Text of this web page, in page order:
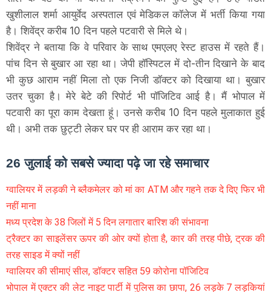
खुशीलाल शर्मा आयुर्वेद अस्पताल एवं मेडिकल कॉलेज में भर्ती किया गया
है। शिवेंद्र करीब 10 दिन पहले पटवारी से मिले थे।
शिवेंद्र ने बताया कि वे परिवार के साथ एमएलए रेस्ट हाउस में रहते हैं।
पांच दिन से बुखार आ रहा था। जेपी हॉस्पिटल में दो-तीन दिखाने के बाद
भी कुछ आराम नहीं मिला तो एक निजी डॉक्टर को दिखाया था। बुखार
उतर चुका है। मेरे बेटे की रिपोर्ट भी पॉजिटिव आई है। मैं भोपाल में
पटवारी का पूरा काम देखता हूं। उनसे करीब 10 दिन पहले मुलाकात हुई
थी। अभी तक छुट्टी लेकर घर पर ही आराम कर रहा था।
26 जुलाई को सबसे ज्यादा पढ़े जा रहे समाचार
ग्वालियर में लड़की ने ब्लैकमेलर को मां का ATM और गहने तक दे दिए फिर भी
नहीं माना
मध्य प्रदेश के 38 जिलों में 5 दिन लगातार बारिश की संभावना
ट्रैक्टर का साइलेंसर ऊपर की ओर क्यों होता है, कार की तरह पीछे, ट्रक की
तरह साइड में क्यों नहीं
ग्वालियर की सीमाएं सील, डॉक्टर सहित 59 कोरोना पॉजिटिव
भोपाल में एक्टर की लेट नाइट पार्टी में पुलिस का छापा, 26 लड़के 7 लड़कियां